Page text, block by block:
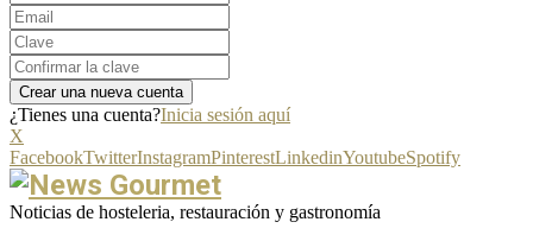
¿Tienes una cuenta?Inicia sesión aquí
X
FacebookTwitterInstagramPinterestLinkedinYoutubeSpotify
Noticias de hosteleria, restauración y gastronomía